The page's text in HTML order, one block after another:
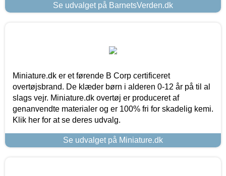
Se udvalget på BarnetsVerden.dk
Miniature.dk er et førende B Corp certificeret
overtøjsbrand. De klæder børn i alderen 0-12 år på til al
slags vejr. Miniature.dk overtøj er produceret af
genanvendte materialer og er 100% fri for skadelig kemi.
Klik her for at se deres udvalg.
Se udvalget på Miniature.dk